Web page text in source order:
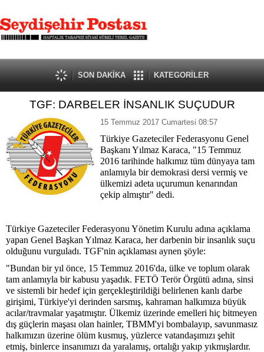
SON DAKİKA KATEGORİLER
TGF: DARBELER İNSANLIK SUÇUDUR
15 Temmuz 2017 Cumartesi 08:57
Türkiye Gazeteciler Federasyonu Genel
Başkanı Yılmaz Karaca, "15 Temmuz
2016 tarihinde halkımız tüm dünyaya tam
anlamıyla bir demokrasi dersi vermiş ve
ülkemizi adeta uçurumun kenarından
çekip almıştır" dedi.
Türkiye Gazeteciler Federasyonu Yönetim Kurulu adına açıklama
yapan Genel Başkan Yılmaz Karaca, her darbenin bir insanlık suçu
olduğunu vurguladı. TGF'nin açıklaması aynen şöyle:
"Bundan bir yıl önce, 15 Temmuz 2016'da, ülke ve toplum olarak
tam anlamıyla bir kabusu yaşadık. FETÖ Terör Örgütü adına, sinsi
ve sistemli bir hedef için gerçekleştirildiği belirlenen kanlı darbe
girişimi, Türkiye'yi derinden sarsmış, kahraman halkımıza büyük
acılar/travmalar yaşatmıştır. Ülkemiz üzerinde emelleri hiç bitmeyen
dış güçlerin maşası olan hainler, TBMM'yi bombalayıp, savunmasız
halkımızın üzerine ölüm kusmuş, yüzlerce vatandaşımızı şehit
etmiş, binlerce insanımızı da yaralamış, ortalığı yakıp yıkmışlardır.